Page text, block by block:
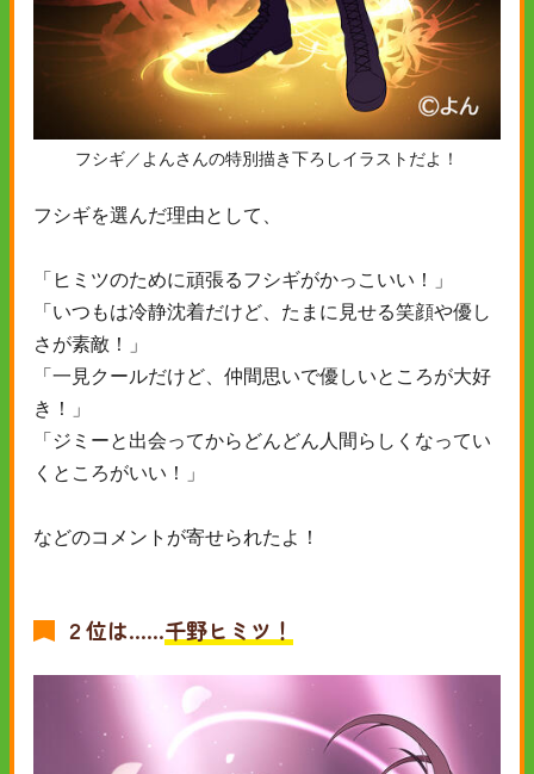
フシギ／よんさんの特別描き下ろしイラストだよ！
フシギを選んだ理由として、
「ヒミツのために頑張るフシギがかっこいい！」
「いつもは冷静沈着だけど、たまに見せる笑顔や優し
さが素敵！」
「一見クールだけど、仲間思いで優しいところが大好
き！」
「ジミーと出会ってからどんどん人間らしくなってい
くところがいい！」
などのコメントが寄せられたよ！
２位は……千野ヒミツ！